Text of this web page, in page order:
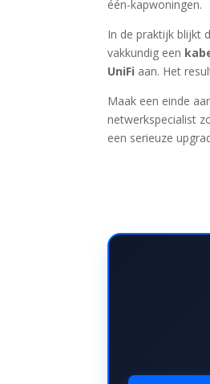
één-kapwoningen.
In de praktijk blijkt
vakkundig een
UniFi aan. Het
Maak een einde
netwerkspecialist
een serieuze